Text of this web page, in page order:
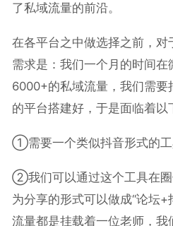
了私域流量的前沿。
在各平台之中做选择之前，
需求是：我们一个月的时间在
6000+的私域流量，我们需要
的平台搭建好，于是面临着以
①需要一个类似抖音形式的工
②我们可以通过这个工具在圈
为分享的形式可以做成“论坛
流量都是挂载着一位老师，